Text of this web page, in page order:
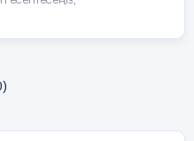
міндет
еңбек
бар
тауып